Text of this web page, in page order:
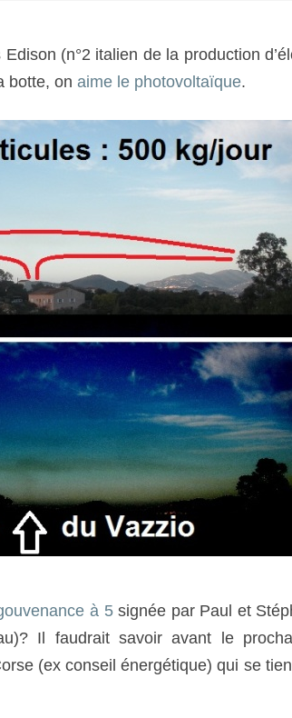
(n°2 italien de la production
botte, on aime le photovoltaïque.
à 5signée par Paul et
Il faudrait savoir avant l e
(ex conseil énergétique) qui se